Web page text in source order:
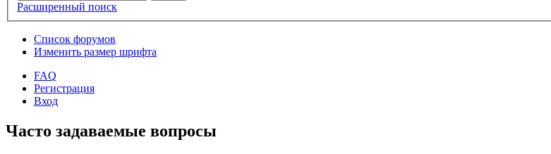
Расширенный поиск
Список форумов
Изменить размер шрифта
FAQ
Регистрация
Вход
Часто задаваемые вопросы